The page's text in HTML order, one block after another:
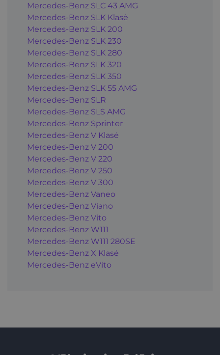
Mercedes-Benz SLC 43 AMG
Mercedes-Benz SLK Klasė
Mercedes-Benz SLK 200
Mercedes-Benz SLK 230
Mercedes-Benz SLK 280
Mercedes-Benz SLK 320
Mercedes-Benz SLK 350
Mercedes-Benz SLK 55 AMG
Mercedes-Benz SLR
Mercedes-Benz SLS AMG
Mercedes-Benz Sprinter
Mercedes-Benz V Klasė
Mercedes-Benz V 200
Mercedes-Benz V 220
Mercedes-Benz V 250
Mercedes-Benz V 300
Mercedes-Benz Vaneo
Mercedes-Benz Viano
Mercedes-Benz Vito
Mercedes-Benz W111
Mercedes-Benz W111 280SE
Mercedes-Benz X Klasė
Mercedes-Benz eVito